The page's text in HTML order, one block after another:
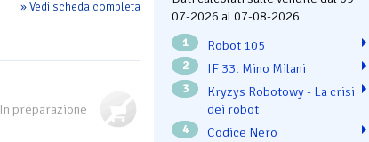
» Vedi scheda completa
In preparazione
07-2026 al 07-08-2026
1 Robot 105
2 IF 33. Mino Milani
3
Kryzys Robotowy - La crisi
dei robot
4 Codice Nero